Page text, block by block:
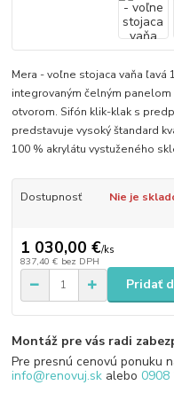
Mera - voľne stojaca vaňa ľavá
integrovaným čelným
otvorom. Sifón klik-klak s
predstavuje vysoký štandard
100 % akrylátu vystuženého
Dostupnosť Nie je
1 030,00 €/ks
837,40 € bez DPH
Pridať
Montáž pre vás radi
Pre presnú cenovú ponuku
info@renovuj.sk alebo 0908